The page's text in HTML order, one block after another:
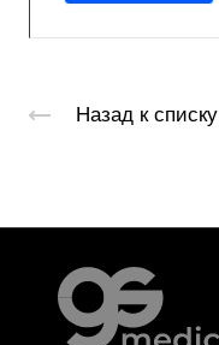
Назад к списку